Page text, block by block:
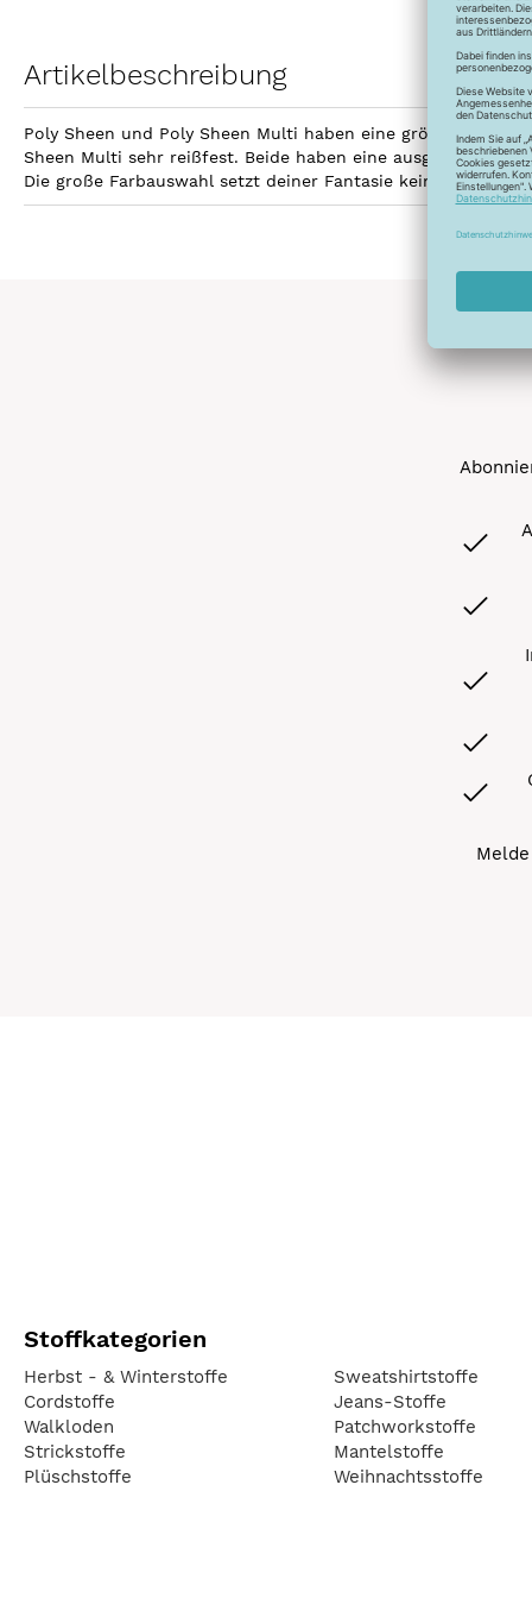
Artikelbeschreibung
Poly Sheen und Poly Sheen Multi haben eine größere
Sheen Multi sehr reißfest. Beide haben eine
Die große Farbauswahl setzt deiner Fantasie keine Grenzen
Stoffkategorien
Herbst - & Winterstoffe
Cordstoffe
Walkloden
Strickstoffe
Plüschstoffe
Sweatshirtstoffe
Jeans-Stoffe
Patchworkstoffe
Mantelstoffe
Weihnachtsstoffe